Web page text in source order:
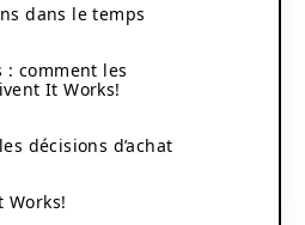
dans le temps
: comment les
It Works!
décisions d’achat
Works!